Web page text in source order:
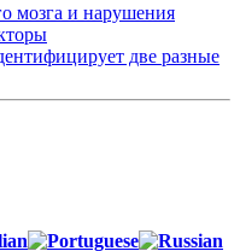
мозга и нарушения
две разные